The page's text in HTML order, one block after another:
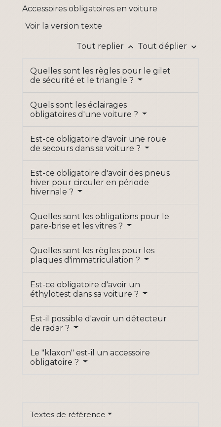
Accessoires obligatoires en voiture
Voir la version texte
Tout replier keyboard_arrow_up Tout déplier keyboard_arrow_down
Quelles sont les règles pour le gilet
de sécurité et le triangle ?
Quels sont les éclairages
obligatoires d'une voiture ?
Est-ce obligatoire d'avoir une roue
de secours dans sa voiture ?
Est-ce obligatoire d'avoir des pneus
hiver pour circuler en période
hivernale ?
Quelles sont les obligations pour le
pare-brise et les vitres ?
Quelles sont les règles pour les
plaques d'immatriculation ?
Est-ce obligatoire d'avoir un
éthylotest dans sa voiture ?
Est-il possible d'avoir un détecteur
de radar ?
Le "klaxon" est-il un accessoire
obligatoire ?
Textes de référence